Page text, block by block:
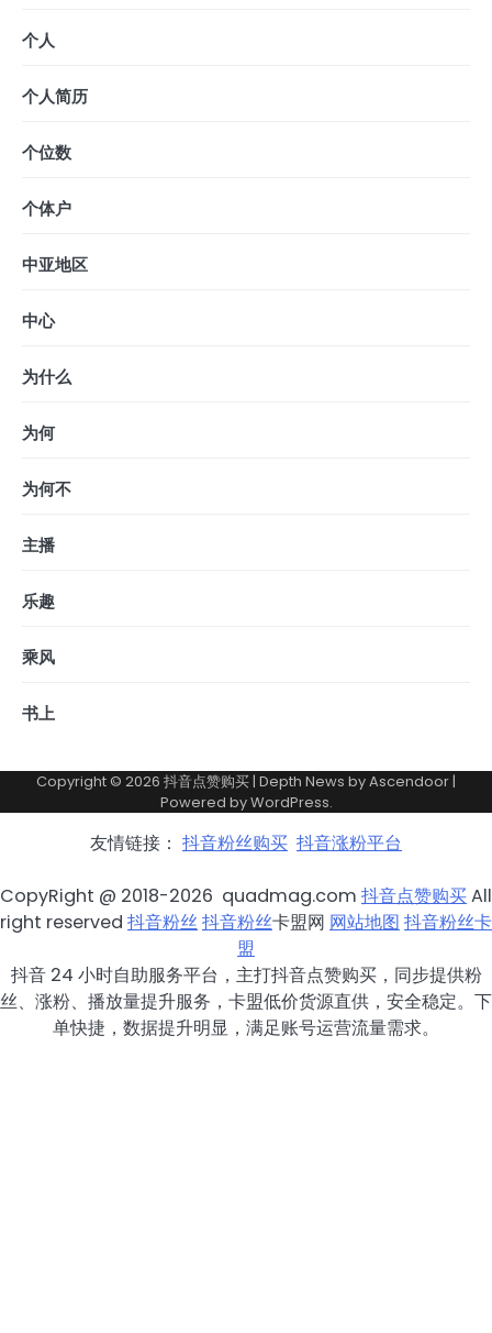
个人
个人简历
个位数
个体户
中亚地区
中心
为什么
为何
为何不
主播
乐趣
乘风
书上
Copyright © 2026 抖音点赞购买| Depth News byAscendoor|
Powered byWordPress.
友情链接： 抖音粉丝购买 抖音涨粉平台
CopyRight @ 2018-2026 quadmag.com 抖音点赞购买All
right reserved 抖音粉丝抖音粉丝卡盟网 网站地图 抖音粉丝卡
盟
抖音 24 小时自助服务平台，主打抖音点赞购买，同步提供粉
丝、涨粉、播放量提升服务，卡盟低价货源直供，安全稳定。下
单快捷，数据提升明显，满足账号运营流量需求。